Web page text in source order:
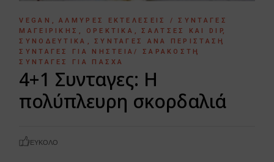
VEGAN
ΑΛΜΥΡΈΣ ΕΚΤΕΛΈΣΕΙΣ / ΣΥΝΤΑΓΈΣ
ΜΑΓΕΙΡΙΚΉΣ
ΟΡΕΚΤΙΚΆ
ΣΆΛΤΣΕΣ ΚΑΙ DIP
ΣΥΝΟΔΕΥΤΙΚΆ
ΣΥΝΤΑΓΈΣ ΑΝΆ ΠΕΡΊΣΤΑΣΗ
ΣΥΝΤΑΓΈΣ ΓΙΑ ΝΗΣΤΕΊΑ/ ΣΑΡΑΚΟΣΤΉ
ΣΥΝΤΑΓΈΣ ΓΙΑ ΠΆΣΧΑ
4+1 Συνταγες: Η
πολύπλευρη σκορδαλιά
ΕΎΚΟΛΟ